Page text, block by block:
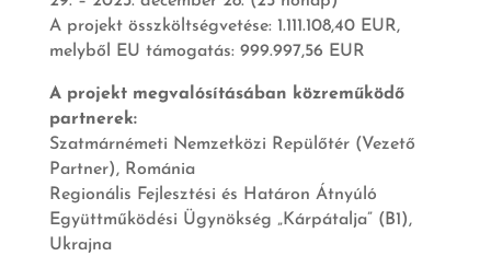
A projekt összköltségvetése: 1.111.108,40 EUR,
melyből EU támogatás: 999.997,56 EUR
A projekt megvalósításában közreműködő
partnerek:
Szatmárnémeti Nemzetközi Repülőtér (Vezető
Partner), Románia
Regionális Fejlesztési és Határon Átnyúló
Együttműködési Ügynökség „Kárpátalja” (B1),
Ukrajna